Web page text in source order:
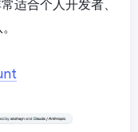
适合个人开发者、